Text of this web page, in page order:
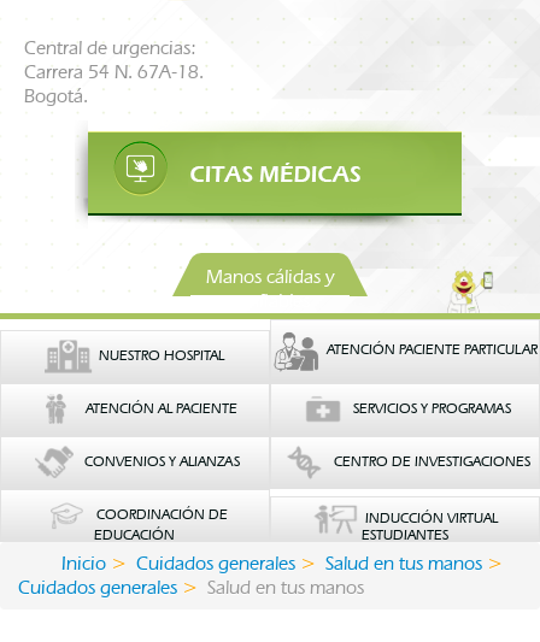
Central de urgencias:
Carrera 54 N. 67A-18.
Bogotá.
Manos cálidas y
confiables
NUESTRO HOSPITAL ATENCIÓN PACIENTE PARTICULAR
ATENCIÓN AL PACIENTE SERVICIOS Y PROGRAMAS
CONVENIOS Y ALIANZAS CENTRO DE INVESTIGACIONES
COORDINACIÓN DE
EDUCACIÓN
INDUCCIÓN VIRTUAL
ESTUDIANTES
Inicio Cuidados generales
Salud en tus manos
Cuidados generales
Salud en tus manos